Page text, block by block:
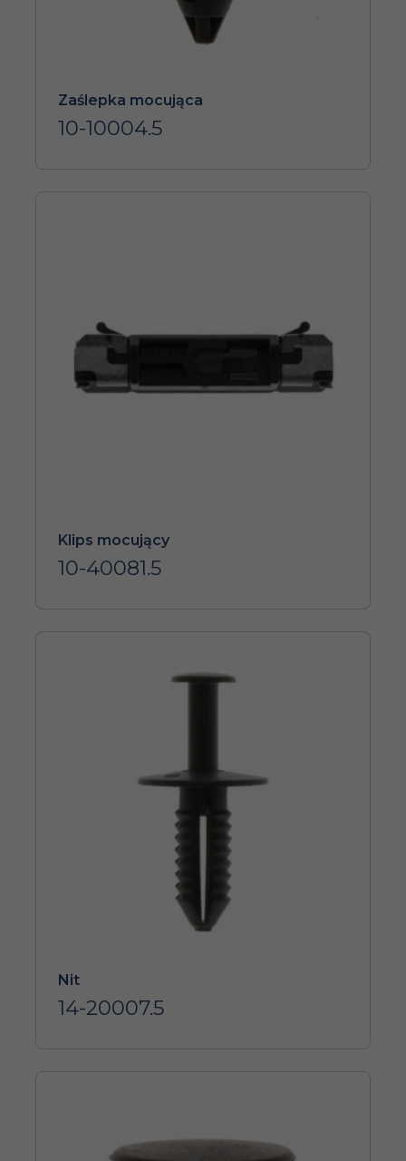
Zaślepka mocująca
10-10004.5
Klips mocujący
10-40081.5
Nit
14-20007.5